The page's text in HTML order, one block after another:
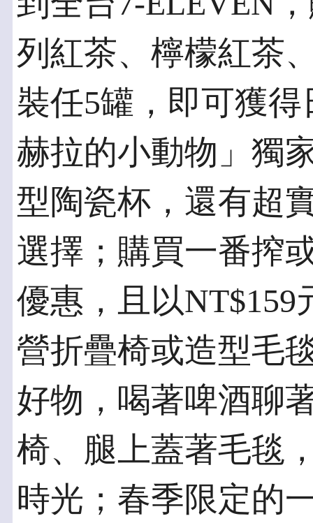
列紅茶、檸檬紅茶
裝任5罐，即可獲
赫拉的小動物」獨
型陶瓷杯，還有超
選擇；購買一番搾
優惠，且以
營折疊椅或造型毛
好物，喝著啤酒聊
椅、腿上蓋著毛毯
時光；春季限定的